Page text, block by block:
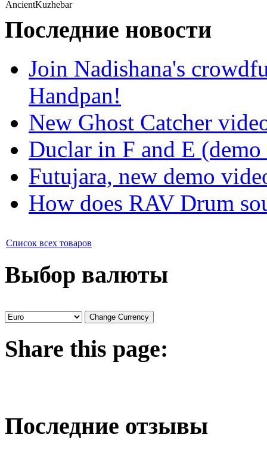
Последние новости
Join Nadishana's
Handpan!
New Ghost Catcher
Duclar in F and E
Futujara, new demo
How does RAV Drum
Список всех товаров
Выбор валюты
Share this page:
Последние отзывы